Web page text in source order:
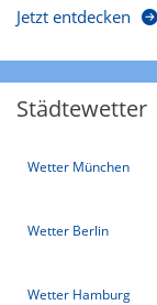
Jetzt entdecken
Städtewetter
Wetter München
Wetter Berlin
Wetter Hamburg